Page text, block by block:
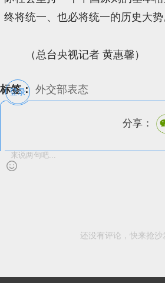
终将统一、也必将统一的历史大势
（总台央视记者 黄惠馨）
标签： 外交部表态
分享：
登录
还没有评论，快来抢沙